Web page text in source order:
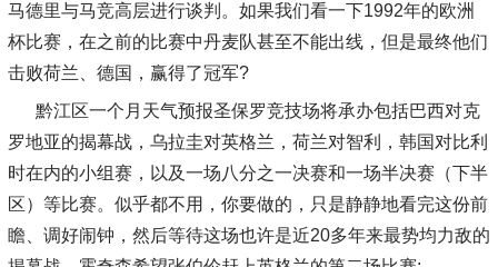
马德里与马竞高层进行谈判。如果我们看一下1992年的欧洲
杯比赛，在之前的比赛中丹麦队甚至不能出线，但是最终他们
击败荷兰、德国，赢得了冠军?
黔江区一个月天气预报圣保罗竞技场将承办包括巴西对克
罗地亚的揭幕战，乌拉圭对英格兰，荷兰对智利，韩国对比利
时在内的小组赛，以及一场八分之一决赛和一场半决赛（下半
区）等比赛。似乎都不用，你要做的，只是静静地看完这份前
瞻、调好闹钟，然后等待这场也许是近20多年来最势均力敌的